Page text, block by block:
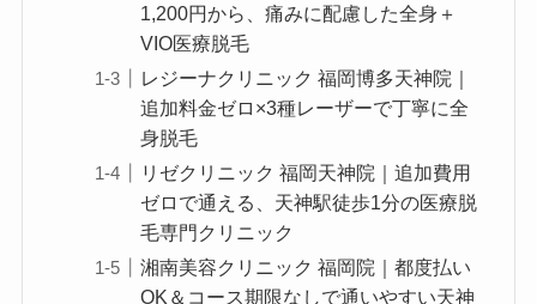
1,200円から、痛みに配慮した全身＋
VIO医療脱毛
レジーナクリニック 福岡博多天神院｜
追加料金ゼロ×3種レーザーで丁寧に全
身脱毛
リゼクリニック 福岡天神院｜追加費用
ゼロで通える、天神駅徒歩1分の医療脱
毛専門クリニック
湘南美容クリニック 福岡院｜都度払い
OK＆コース期限なしで通いやすい天神